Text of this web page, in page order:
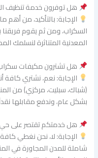
هل توفرون خدمة تنظيف
الإجابة: بالتأكيد، من
السكراب، ومن ثم يقوم
المعدنية المتناثرة لنسلمك
هل تشترون مكيفات سكراب
الإجابة: نعم، نشتري
(شباك، سبليت، مركزي) من
بشكل عام، وندفع مقابلها
هل خدمتكم تقتصر على
الإجابة: لا، نحن نغطي
شاملة للمدن المجاورة في